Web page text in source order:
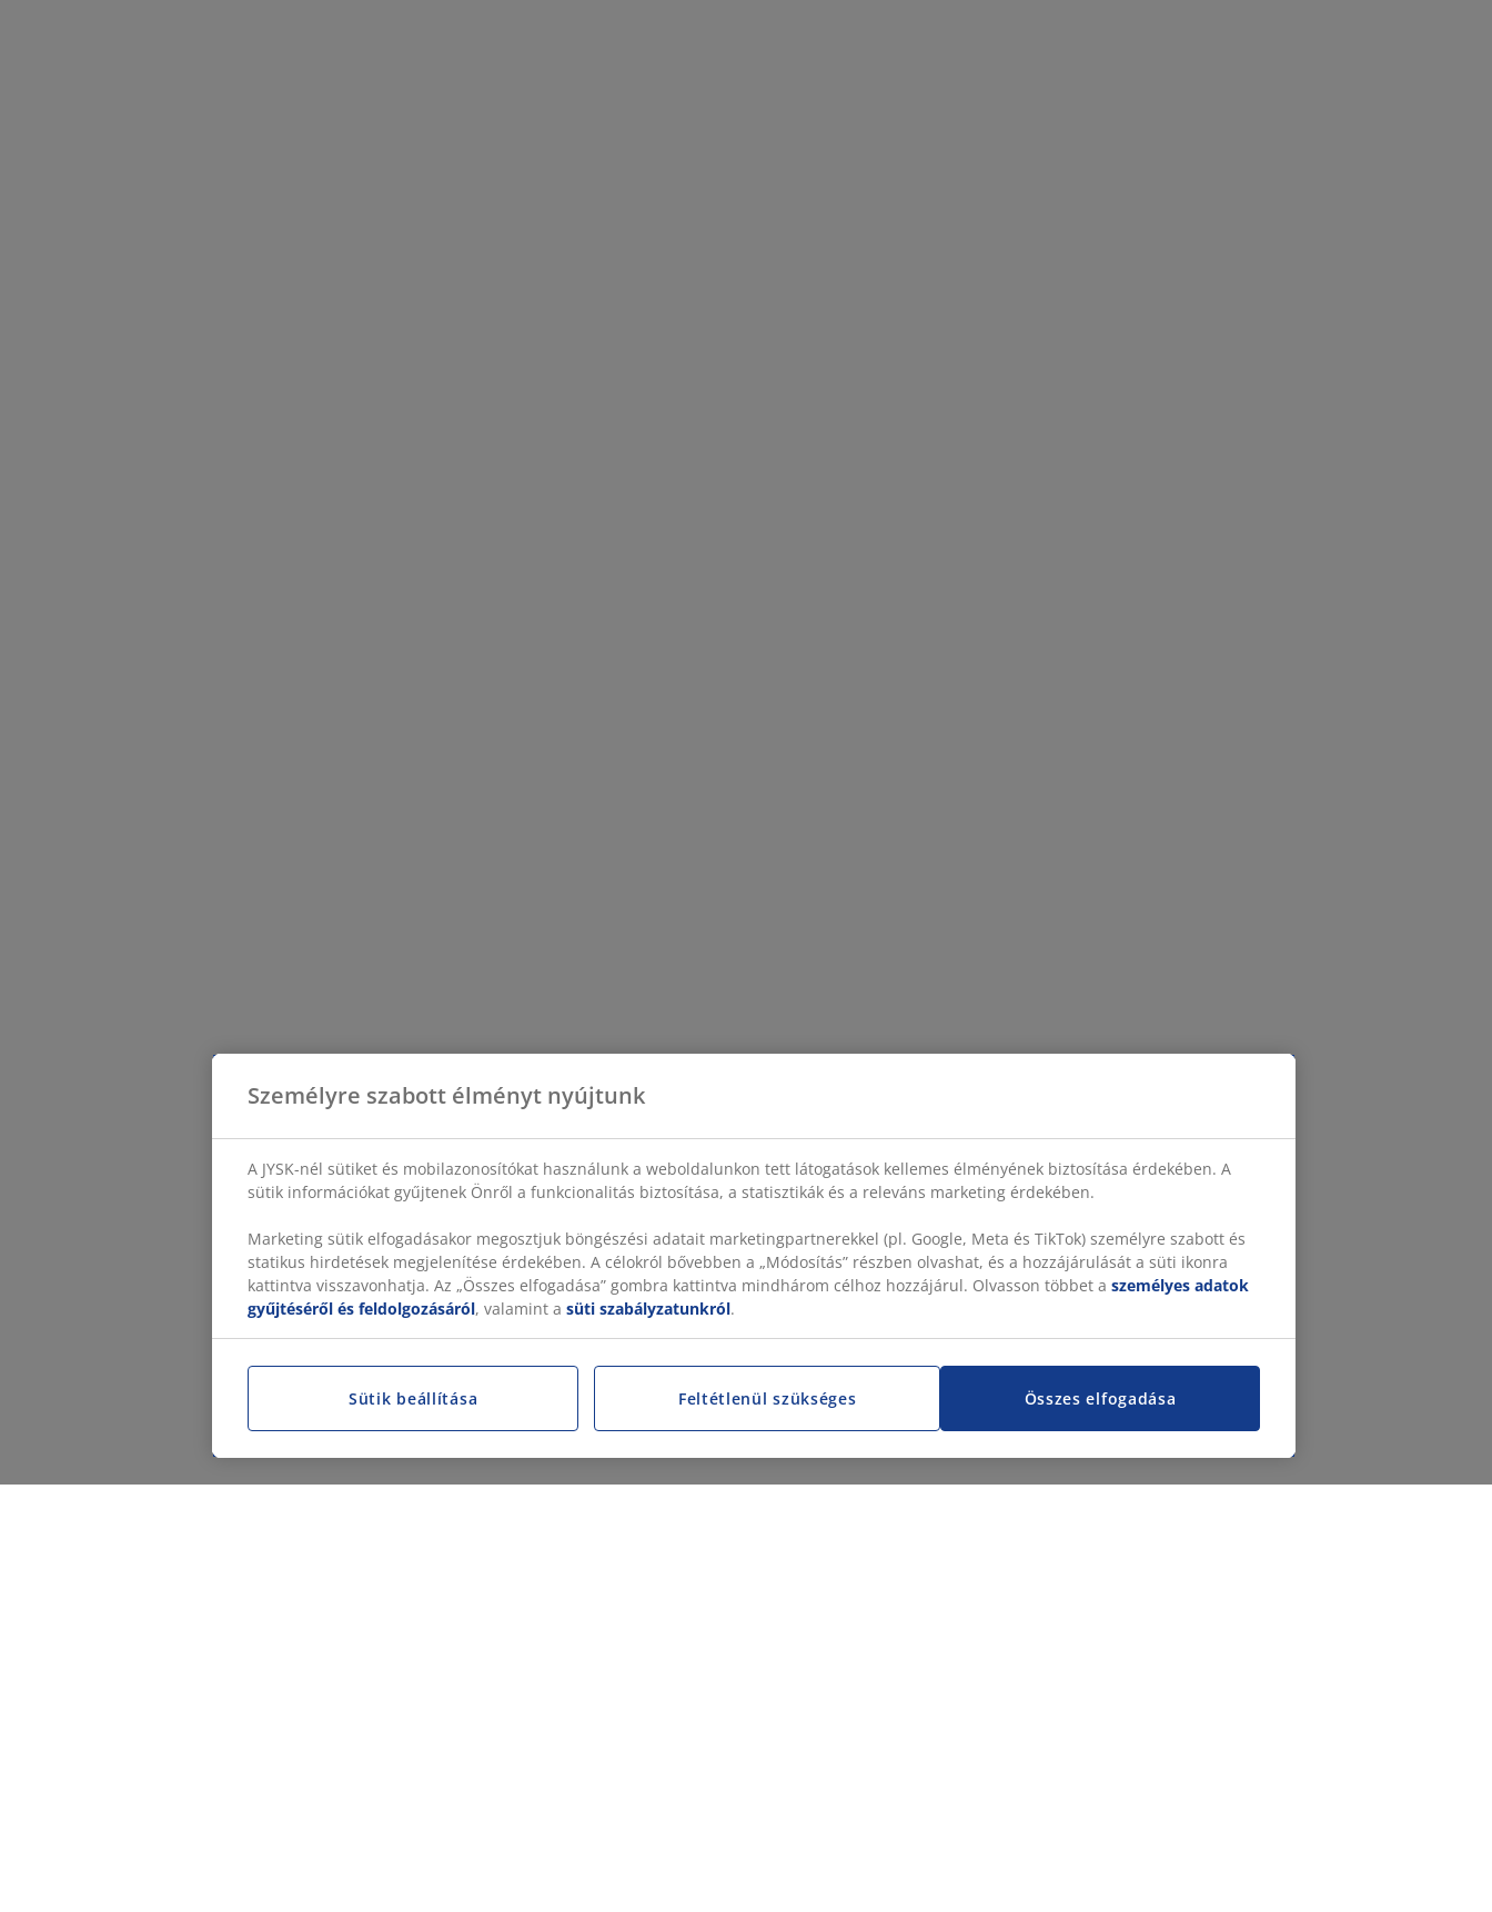
Személyre szabott élményt nyújtunk
A JYSK-nél sütiket és mobilazonosítókat használunk a weboldalunkon tett látogatások kellemes élményének biztosítása érdekében. A
sütik információkat gyűjtenek Önről a funkcionalitás biztosítása, a statisztikák és a releváns marketing érdekében.
Marketing sütik elfogadásakor megosztjuk böngészési adatait marketingpartnerekkel (pl. Google, Meta és TikTok) személyre szabott és
statikus hirdetések megjelenítése érdekében. A célokról bővebben a „Módosítás” részben olvashat, és a hozzájárulását a süti ikonra
kattintva visszavonhatja. Az „Összes elfogadása” gombra kattintva mindhárom célhoz hozzájárul. Olvasson többet a személyes adatok
gyűjtéséről és feldolgozásáról, valamint a süti szabályzatunkról.
Összes elfogadása
Sütik beállítása Feltétlenül szükséges